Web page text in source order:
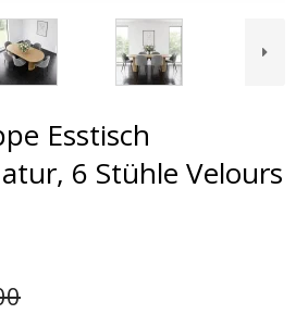
Esstisch
6 Stühle Velours